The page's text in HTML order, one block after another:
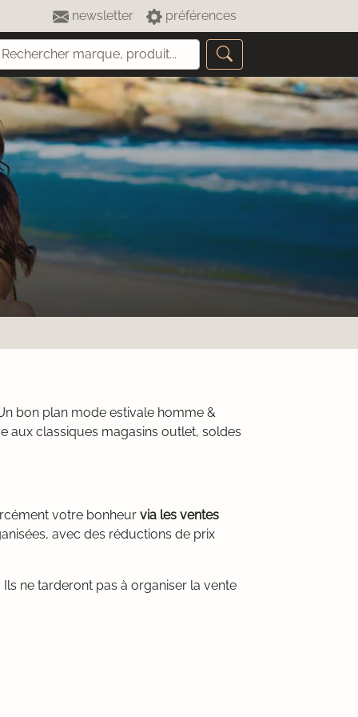
newsletter préférences
bon plan mode estivale homme &
aux classiques magasins outlet, soldes
votre bonheur via les ventes
avec des réductions de prix
ne tarderont pas à organiser la vente